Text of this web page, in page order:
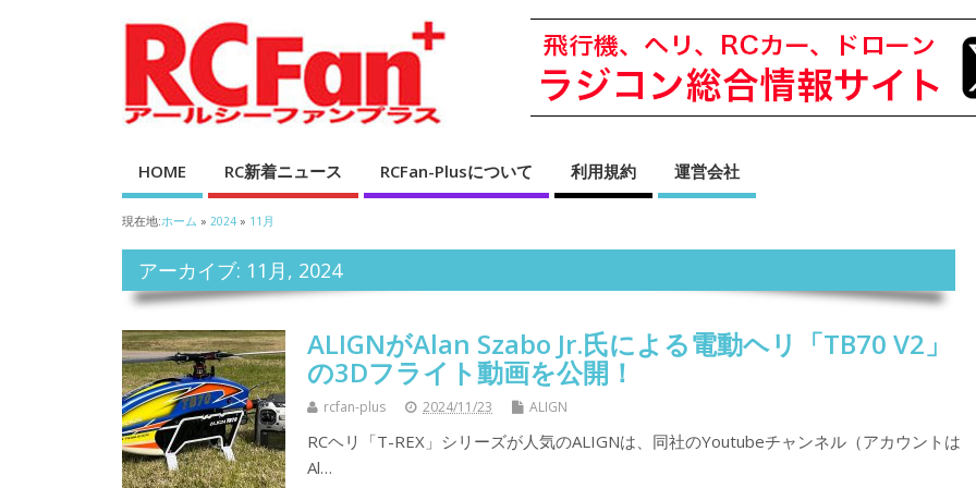
HOME RC新着ニュース RCFan-Plusについて 利用規約 運営会社
現在地:ホーム » 2024 » 11月
アーカイブ: 11月, 2024
ALIGNがAlan Szabo Jr.氏による電動ヘリ「TB70 V2」
の3Dフライト動画を公開！
rcfan-plus 2024/11/23 ALIGN
RCヘリ「T-REX」シリーズが人気のALIGNは、同社のYoutubeチャンネル（アカウントは
Al…